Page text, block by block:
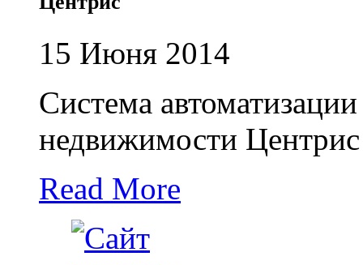
15 Июня 2014
Система автоматизации
недвижимости Центрис
Read More